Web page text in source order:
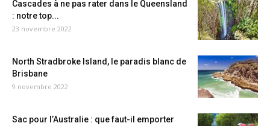
Cascades à ne pas rater dans le Queensland
: notre top...
23 novembre 2022
North Stradbroke Island, le paradis blanc de
Brisbane
9 novembre 2022
Sac pour l’Australie : que faut-il emporter